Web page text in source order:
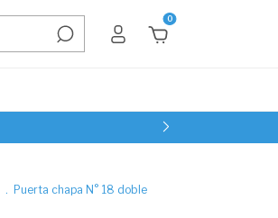
0
. Puerta chapa N° 18 doble